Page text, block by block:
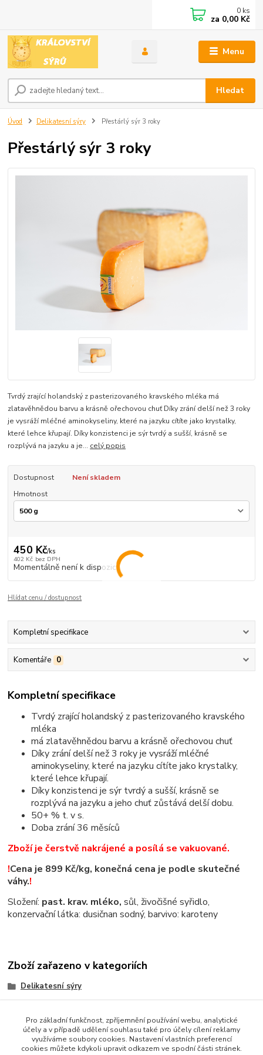
Menu
Hledat
0 ks
za 0,00 Kč
Úvod Delikatesní sýry Přestárlý sýr 3 roky
Přestárlý sýr 3 roky
Tvrdý zrající holandský z pasterizovaného kravského mléka má
zlatavěhnědou barvu a krásně ořechovou chuť Díky zrání delší než 3 roky
je vysráží mléčné aminokyseliny, které na jazyku cítíte jako krystalky,
které lehce křupají. Díky konzistenci je sýr tvrdý a sušší, krásně se
rozplývá na jazyku a je... celý popis
Dostupnost
Není skladem
Hmotnost
450 Kč/ks
402 Kč bez DPH
Momentálně není k dispozici
Hlídat cenu / dostupnost
Kompletní specifikace
Komentáře 0
Kompletní specifikace
Tvrdý zrající holandský z pasterizovaného kravského
mléka
má zlatavěhnědou barvu a krásně ořechovou chuť
Díky zrání delší než 3 roky je vysráží mléčné
aminokyseliny, které na jazyku cítíte jako krystalky,
které lehce křupají.
Díky konzistenci je sýr tvrdý a sušší, krásně se
rozplývá na jazyku a jeho chuť zůstává delší dobu.
50+ % t. v s.
Doba zrání 36 měsíců
Zboží je čerstvě nakrájené a posílá se vakuované.
!Cena je 899 Kč/kg, konečná cena je podle skutečné
váhy.!
Složení: past. krav. mléko, sůl, živočišné syřidlo,
konzervační látka: dusičnan sodný, barvivo: karoteny
Zboží zařazeno v kategoriích
Delikatesní sýry
Pro základní funkčnost, zpříjemnění používání webu, analytické
účely a v případě udělení souhlasu také pro účely cílení reklamy
využíváme soubory cookies. Nastavení vlastních preferencí
cookies můžete kdykoli upravit odkazem ve spodní části stránek.